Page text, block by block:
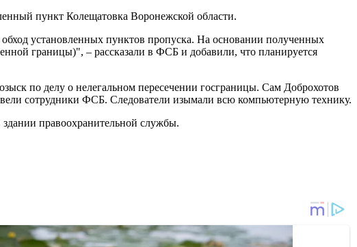
пункт Колещатовка Воронежской области.
установленных пунктов пропуска. На основании полученных
границы)", – рассказали в ФСБ и добавили, что планируется
по делу о нелегальном пересечении госграницы. Сам Доброхотов
вели сотрудники ФСБ. Следователи изымали всю компьютерную технику.
правоохранительной службы.